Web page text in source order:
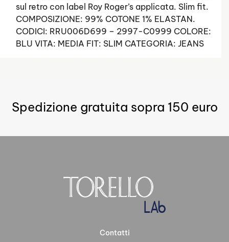
sul retro con label Roy Roger’s applicata. Slim fit.
COMPOSIZIONE: 99% COTONE 1% ELASTAN.
CODICI: RRU006D699 – 2997-C0999 COLORE:
BLU VITA: MEDIA FIT: SLIM CATEGORIA: JEANS
Spedizione gratuita sopra 150 euro
Contatti